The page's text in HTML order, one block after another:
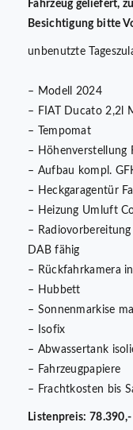
Fahrzeug geliefert,
Besichtigung bitte
unbenutzte
– Modell 2024
– FIAT Ducato 2,2l
– Tempomat
– Höhenverstellung
– Aufbau kompl.
– Heckgaragentür
– Heizung Umluft
–
DAB fähig
– Rückfahrkamera
– Hubbett
– Sonnenmarkise
– Isofix
– Abwassertank
– Fahrzeugpapiere
– Frachtkosten bis
Listenpreis: